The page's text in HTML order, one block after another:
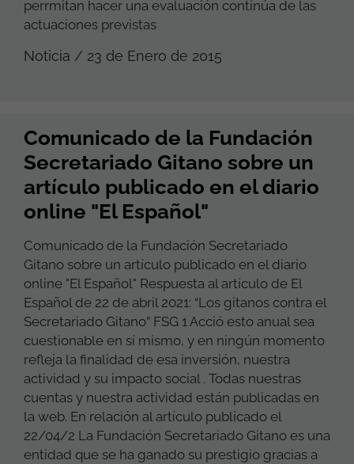
perrmitan hacer una evaluación continúa de las
actuaciones previstas
Noticia / 23 de Enero de 2015
Comunicado de la Fundación
Secretariado Gitano sobre un
artículo publicado en el diario
online "El Español"
Comunicado de la Fundación Secretariado
Gitano sobre un artículo publicado en el diario
online "El Español" Respuesta al artículo de El
Español de 22 de abril 2021: “Los gitanos contra el
Secretariado Gitano” FSG 1 Acció esto anual sea
cuestionable en sí mismo, y en ningún momento
refleja la finalidad de esa inversión, nuestra
actividad y su impacto social . Todas nuestras
cuentas y nuestra actividad están publicadas en
la web. En relación al artículo publicado el
22/04/2 La Fundación Secretariado Gitano es una
entidad que se ha ganado su prestigio gracias a